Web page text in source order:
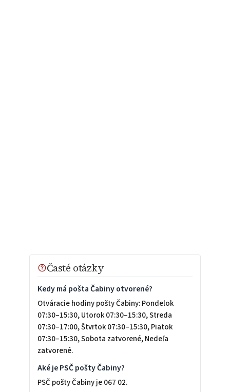
Časté otázky
Kedy má pošta Čabiny otvorené?
Otváracie hodiny pošty Čabiny: Pondelok
07:30–15:30, Utorok 07:30–15:30, Streda
07:30–17:00, Štvrtok 07:30–15:30, Piatok
07:30–15:30, Sobota zatvorené, Nedeľa
zatvorené.
Aké je PSČ pošty Čabiny?
PSČ pošty Čabiny je 067 02.